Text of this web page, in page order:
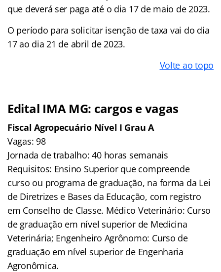
que deverá ser paga até o dia 17 de maio de 2023.
O período para solicitar isenção de taxa vai do dia
17 ao dia 21 de abril de 2023.
Volte ao topo
Edital IMA MG: cargos e vagas
Fiscal Agropecuário Nível I Grau A
Vagas: 98
Jornada de trabalho: 40 horas semanais
Requisitos: Ensino Superior que compreende
curso ou programa de graduação, na forma da Lei
de Diretrizes e Bases da Educação, com registro
em Conselho de Classe. Médico Veterinário: Curso
de graduação em nível superior de Medicina
Veterinária; Engenheiro Agrônomo: Curso de
graduação em nível superior de Engenharia
Agronômica.